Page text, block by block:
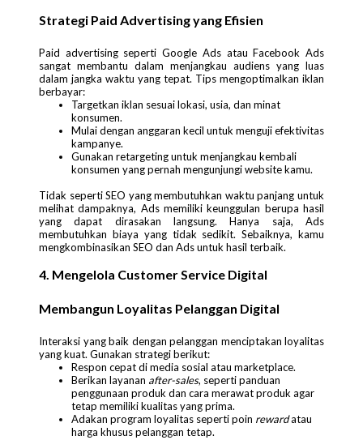
Strategi Paid Advertising yang Efisien
Paid advertising seperti Google Ads atau Facebook Ads
sangat membantu dalam menjangkau audiens yang luas
dalam jangka waktu yang tepat. Tips mengoptimalkan iklan
berbayar:
Targetkan iklan sesuai lokasi, usia, dan minat
konsumen.
Mulai dengan anggaran kecil untuk menguji efektivitas
kampanye.
Gunakan retargeting untuk menjangkau kembali
konsumen yang pernah mengunjungi website kamu.
Tidak seperti SEO yang membutuhkan waktu panjang untuk
melihat dampaknya, Ads memiliki keunggulan berupa hasil
yang dapat dirasakan langsung. Hanya saja, Ads
membutuhkan biaya yang tidak sedikit. Sebaiknya, kamu
mengkombinasikan SEO dan Ads untuk hasil terbaik.
4. Mengelola Customer Service Digital
Membangun Loyalitas Pelanggan Digital
Interaksi yang baik dengan pelanggan menciptakan loyalitas
yang kuat. Gunakan strategi berikut:
Respon cepat di media sosial atau marketplace.
Berikan layanan after-sales, seperti panduan
penggunaan produk dan cara merawat produk agar
tetap memiliki kualitas yang prima.
Adakan program loyalitas seperti poin rewardatau
harga khusus pelanggan tetap.